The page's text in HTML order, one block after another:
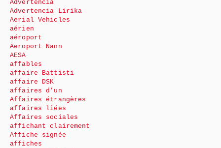
Advertencia
Advertencia Lirika
Aerial Vehicles
aérien
aéroport
Aeroport Nann
AESA
affables
affaire Battisti
affaire DSK
affaires d’un
Affaires étrangères
affaires liées
Affaires sociales
affichant clairement
Affiche signée
affiches